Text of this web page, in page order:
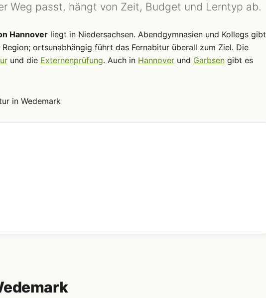
Weg passt, hängt von Zeit, Budget und Lerntyp ab.
Hannover liegt in Niedersachsen. Abendgymnasien und Kollegs gibt
ortsunabhängig führt das Fernabitur überall zum Ziel. Die
und die Externenprüfung. Auch in Hannover und Garbsen gibt es